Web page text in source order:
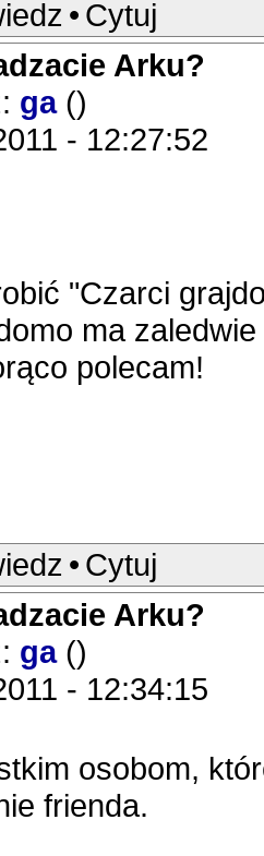
• Cytuj
Arku?
ga ()
- 12:27:52
"Czarci
ma
polecam!
• Cytuj
Arku?
ga ()
- 12:34:15
osobom,
frienda.